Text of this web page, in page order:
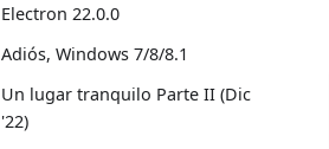
Electron 22.0.0
Adiós, Windows 7/8/8.1
Un lugar tranquilo Parte II (Dic
'22)